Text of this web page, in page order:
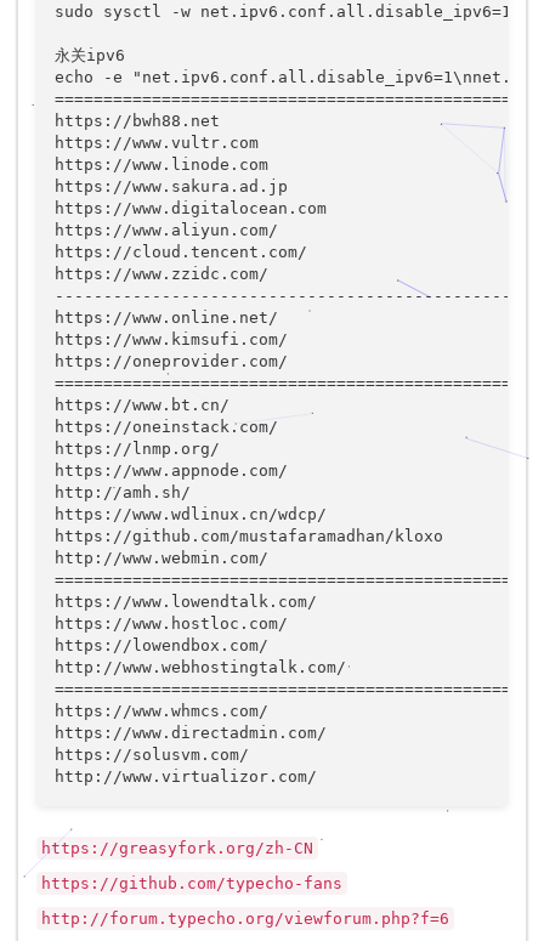
sudo sysctl -w net.ipv6.conf.all.disable_ipv6=1
永关ipv6
echo -e
https://bwh88.net
https://www.vultr.com
https://www.linode.com
https://www.sakura.ad.jp
https://www.digitalocean.com
https://www.aliyun.com/
https://cloud.tencent.com/
https://www.zzidc.com/
-------------------------------------------------
https://www.online.net/
https://www.kimsufi.com/
https://oneprovider.com/
https://www.bt.cn/
https://oneinstack.com/
https://lnmp.org/
https://www.appnode.com/
http://amh.sh/
https://www.wdlinux.cn/wdcp/
https://github.com/mustafaramadhan/kloxo
http://www.webmin.com/
https://www.lowendtalk.com/
https://www.hostloc.com/
https://lowendbox.com/
http://www.webhostingtalk.com/
https://www.whmcs.com/
https://www.directadmin.com/
https://solusvm.com/
http://www.virtualizor.com/
https://greasyfork.org/zh-CN
https://github.com/typecho-fans
http://forum.typecho.org/viewforum.php?f=6